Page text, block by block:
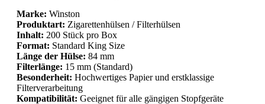
Marke: Winston
Produktart: Zigarettenhülsen / Filterhülsen
Inhalt: 200 Stück pro Box
Format: Standard King Size
Länge der Hülse: 84 mm
Filterlänge: 15 mm (Standard)
Besonderheit: Hochwertiges Papier und erstklassige
Filterverarbeitung
Kompatibilität: Geeignet für alle gängigen Stopfgeräte